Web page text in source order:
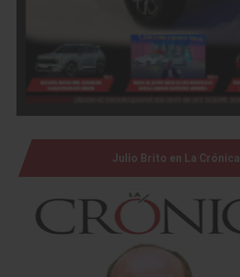
Julio Brito en La Crónica